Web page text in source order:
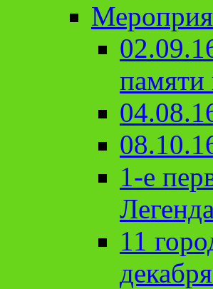
1-е
Легенда
11